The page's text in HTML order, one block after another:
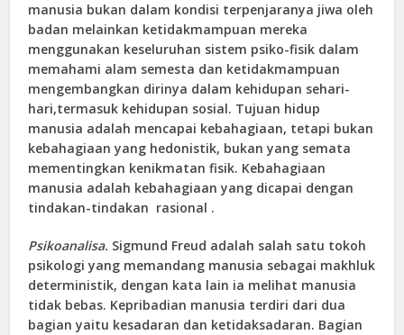
manusia bukan dalam kondisi terpenjaranya jiwa oleh
badan melainkan ketidakmampuan mereka
menggunakan keseluruhan sistem psiko-fisik dalam
memahami alam semesta dan ketidakmampuan
mengembangkan dirinya dalam kehidupan sehari-
hari,termasuk kehidupan sosial. Tujuan hidup
manusia adalah mencapai kebahagiaan, tetapi bukan
kebahagiaan yang hedonistik, bukan yang semata
mementingkan kenikmatan fisik. Kebahagiaan
manusia adalah kebahagiaan yang dicapai dengan
tindakan-tindakan rasional .
Psikoanalisa. Sigmund Freud adalah salah satu tokoh
psikologi yang memandang manusia sebagai makhluk
deterministik, dengan kata lain ia melihat manusia
tidak bebas. Kepribadian manusia terdiri dari dua
bagian yaitu kesadaran dan ketidaksadaran. Bagian